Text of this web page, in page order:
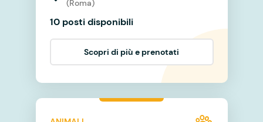
(Roma)
10 posti disponibili
Scopri di più e prenotati